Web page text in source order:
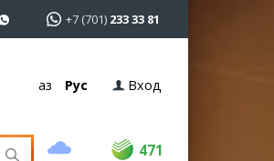
+7 (701) 233 33 81
Қаз Рус Вход
471
USD 469.5